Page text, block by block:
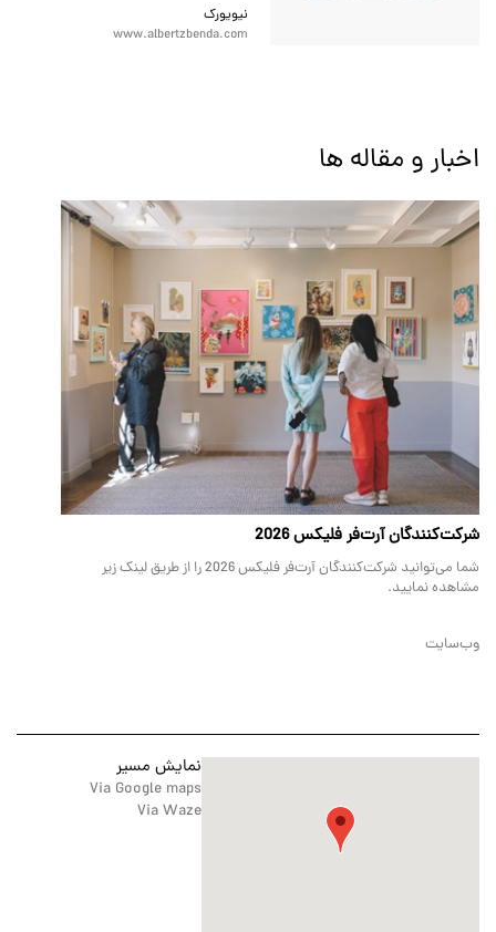
نیویورک
www.albertzbenda.com
اخبار و مقاله ها
شرکت‌کنندگان آرت‌فر فلیکس 2026
شما می‌توانید شرکت‌کنندگان آرت‌فر فلیکس 2026 را از طریق لینک زیر
مشاهده نمایید.
وب‌سایت
نمایش مسیر
Via Google maps
Via Waze